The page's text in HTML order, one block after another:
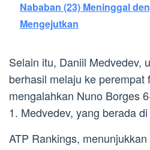
Nababan (23) Meninggal
Mengejutkan
Selain itu, Daniil Medvedev,
berhasil melaju ke perempat
mengalahkan Nuno Borges
1. Medvedev, yang berada
ATP Rankings,